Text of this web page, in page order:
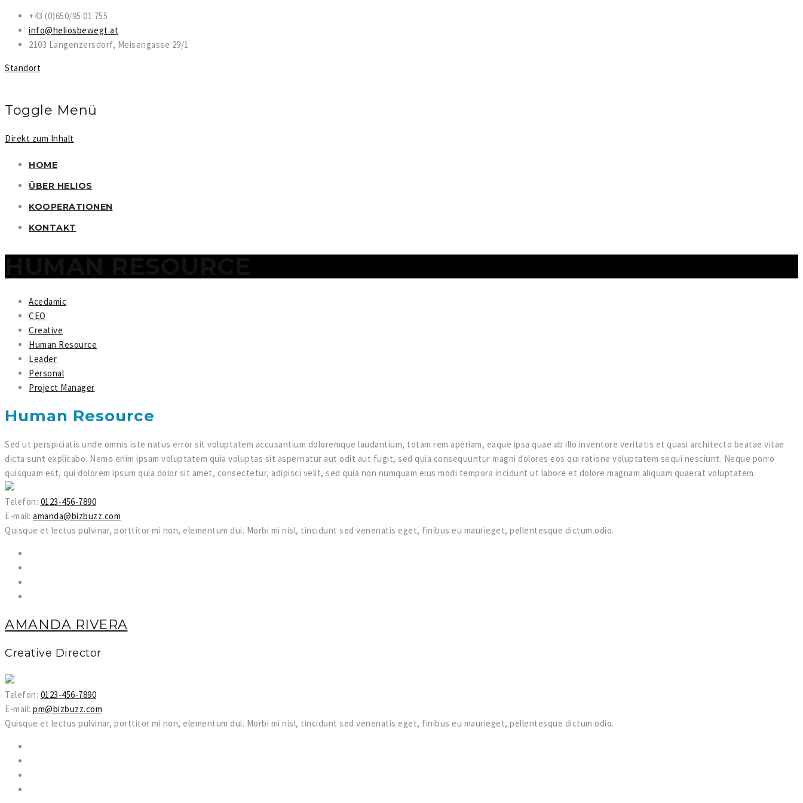
+43 (0)650/95 01 755
info@heliosbewegt.at
2103 Langenzersdorf, Meisengasse 29/1
Standort
Toggle Menü
Direkt zum Inhalt
HOME
ÜBER HELIOS
KOOPERATIONEN
KONTAKT
Acedamic
CEO
Creative
Human Resource
Leader
Personal
Project Manager
Human Resource
Sed ut perspiciatis unde omnis iste natus error sit voluptatem accusantium doloremque laudantium, totam rem aperiam, eaque ipsa quae ab illo inventore veritatis et quasi architecto beatae vitae
dicta sunt explicabo. Nemo enim ipsam voluptatem quia voluptas sit aspernatur aut odit aut fugit, sed quia consequuntur magni dolores eos qui ratione voluptatem sequi nesciunt. Neque porro
quisquam est, qui dolorem ipsum quia dolor sit amet, consectetur, adipisci velit, sed quia non numquam eius modi tempora incidunt ut labore et dolore magnam aliquam quaerat voluptatem.
Telefon: 0123-456-7890
E-mail: amanda@bizbuzz.com
Quisque et lectus pulvinar, porttitor mi non, elementum dui. Morbi mi nisl, tincidunt sed venenatis eget, finibus eu maurieget, pellentesque dictum odio.
AMANDA RIVERA
Creative Director
Telefon: 0123-456-7890
E-mail: pm@bizbuzz.com
Quisque et lectus pulvinar, porttitor mi non, elementum dui. Morbi mi nisl, tincidunt sed venenatis eget, finibus eu maurieget, pellentesque dictum odio.